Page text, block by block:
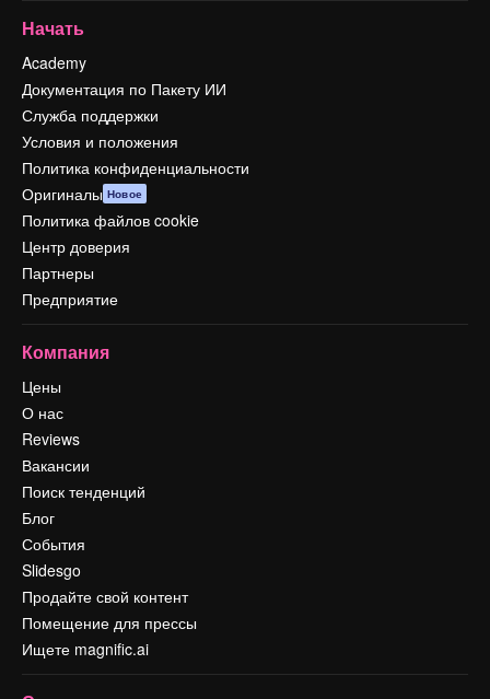
Начать
Academy
Документация по Пакету ИИ
Служба поддержки
Условия и положения
Политика конфиденциальности
Оригиналы Новое
Политика файлов cookie
Центр доверия
Партнеры
Предприятие
Компания
Цены
О нас
Reviews
Вакансии
Поиск тенденций
Блог
События
Slidesgo
Продайте свой контент
Помещение для прессы
Ищете magnific.ai